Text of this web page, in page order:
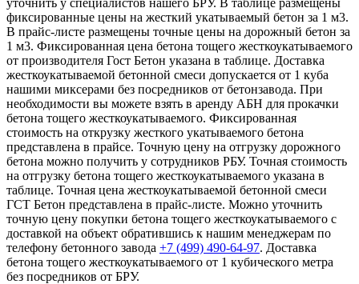
фиксированные цены на жесткий укатываемый бетон за 1 м3.
В прайс-листе размещены точные цены на дорожный бетон за
1 м3. Фиксированная цена бетона тощего жесткоукатываемого
от производителя Гост Бетон указана в таблице. Доставка
жесткоукатываемой бетонной смеси допускается от 1 куба
нашими миксерами без посредников от бетонзавода. При
необходимости вы можете взять в аренду АБН для прокачки
бетона тощего жесткоукатываемого. Фиксированная
стоимость на открузку жесткого укатываемого бетона
представлена в прайсе. Точную цену на отгрузку дорожного
бетона можно получить у сотрудников РБУ. Точная стоимость
на отгрузку бетона тощего жесткоукатываемого указана в
таблице. Точная цена жесткоукатываемой бетонной смеси
ГСТ Бетон представлена в прайс-листе. Можно уточнить
точную цену покупки бетона тощего жесткоукатываемого с
доставкой на объект обратившись к нашим менеджерам по
телефону бетонного завода +7 (499) 490-64-97. Доставка
бетона тощего жесткоукатываемого от 1 кубического метра
без посредников от БРУ.